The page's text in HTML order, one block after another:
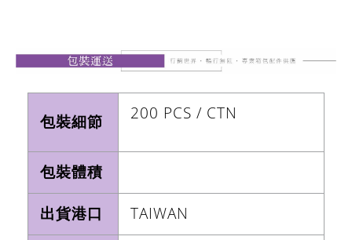
包裝細節 200 PCS / CTN
包裝體積
出貨港口 TAIWAN